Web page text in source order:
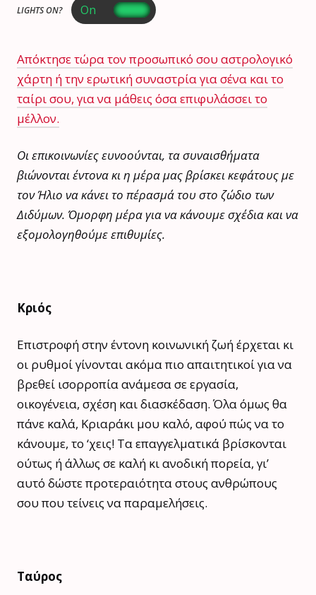
LIGHTS ON?
Απόκτησε τώρα τον προσωπικό σου αστρολογικό
χάρτη ή την ερωτική συναστρία για σένα και το
ταίρι σου, για να μάθεις όσα επιφυλάσσει το
μέλλον.
Οι επικοινωνίες ευνοούνται, τα συναισθήματα
βιώνονται έντονα κι η μέρα μας βρίσκει κεφάτους με
τον Ήλιο να κάνει το πέρασμά του στο ζώδιο των
Διδύμων. Όμορφη μέρα για να κάνουμε σχέδια και να
εξομολογηθούμε επιθυμίες.
Κριός
Επιστροφή στην έντονη κοινωνική ζωή έρχεται κι
οι ρυθμοί γίνονται ακόμα πιο απαιτητικοί για να
βρεθεί ισορροπία ανάμεσα σε εργασία,
οικογένεια, σχέση και διασκέδαση. Όλα όμως θα
πάνε καλά, Κριαράκι μου καλό, αφού πώς να το
κάνουμε, το ‘χεις! Τα επαγγελματικά βρίσκονται
ούτως ή άλλως σε καλή κι ανοδική πορεία, γι’
αυτό δώστε προτεραιότητα στους ανθρώπους
σου που τείνεις να παραμελήσεις.
Ταύρος